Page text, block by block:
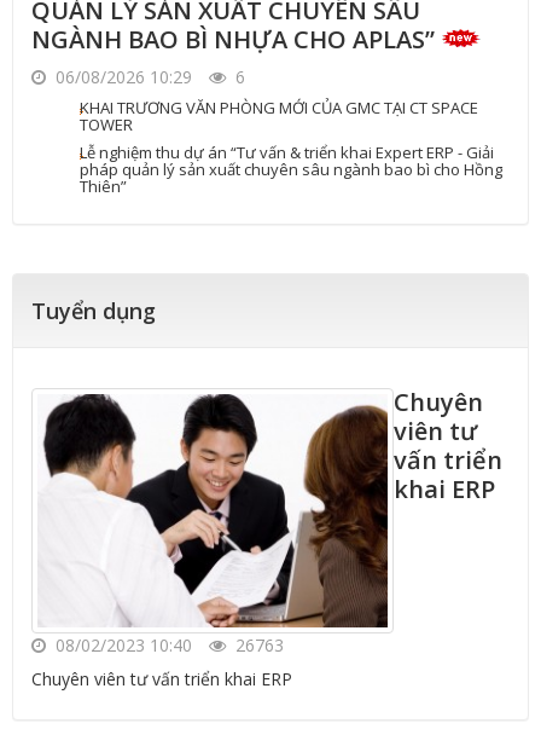
QUẢN LÝ SẢN XUẤT CHUYÊN SÂU
NGÀNH BAO BÌ NHỰA CHO APLAS”
06/08/2026 10:29 6
KHAI TRƯƠNG VĂN PHÒNG MỚI CỦA GMC TẠI CT SPACE
TOWER
Lễ nghiệm thu dự án “Tư vấn & triển khai Expert ERP - Giải
pháp quản lý sản xuất chuyên sâu ngành bao bì cho Hồng
Thiên”
Tuyển dụng
Chuyên
viên tư
vấn triển
khai ERP
08/02/2023 10:40
26763
Chuyên viên tư vấn triển khai ERP